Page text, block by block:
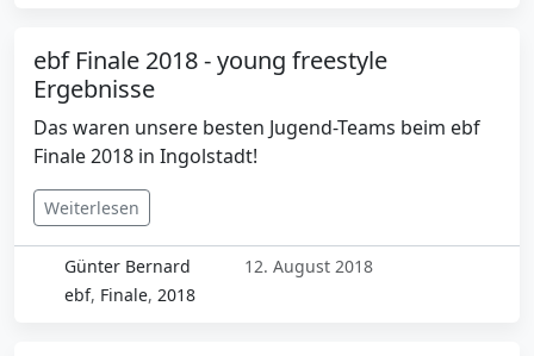
ebf Finale 2018 - young freestyle
Ergebnisse
Das waren unsere besten Jugend-Teams beim ebf
Finale 2018 in Ingolstadt!
Weiterlesen
Günter Bernard
12. August 2018
ebf, Finale, 2018